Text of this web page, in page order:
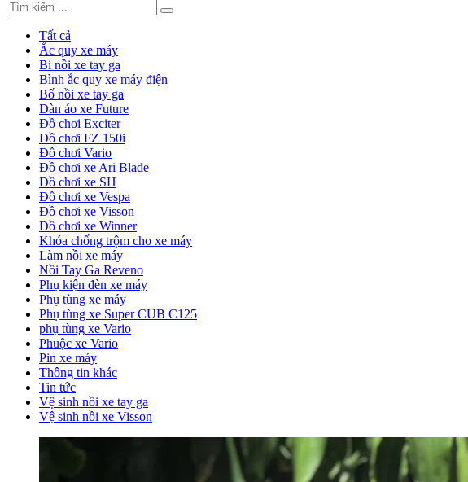
Tất cả
Ắc quy xe máy
Bi nồi xe tay ga
Bình ắc quy xe máy điện
Bố nồi xe tay ga
Dàn áo xe Future
Đồ chơi Exciter
Đồ chơi FZ 150i
Đồ chơi Vario
Đồ chơi xe Ari Blade
Đồ chơi xe SH
Đồ chơi xe Vespa
Đồ chơi xe Visson
Đồ chơi xe Winner
Khóa chống trộm cho xe máy
Làm nồi xe máy
Nồi Tay Ga Reveno
Phụ kiện đèn xe máy
Phụ tùng xe máy
Phụ tùng xe Super CUB C125
phụ tùng xe Vario
Phuộc xe Vario
Pin xe máy
Thông tin khác
Tin tức
Vệ sinh nồi xe tay ga
Vệ sinh nồi xe Visson